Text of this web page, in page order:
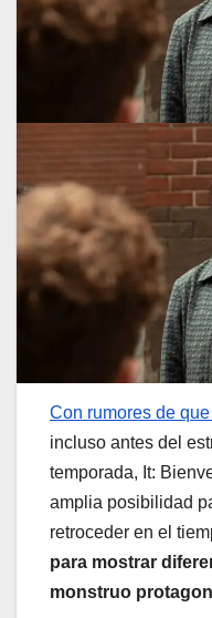
Con rumores de
incluso antes del
temporada, It:
amplia posibilidad
retroceder en el
para mostrar
monstruo